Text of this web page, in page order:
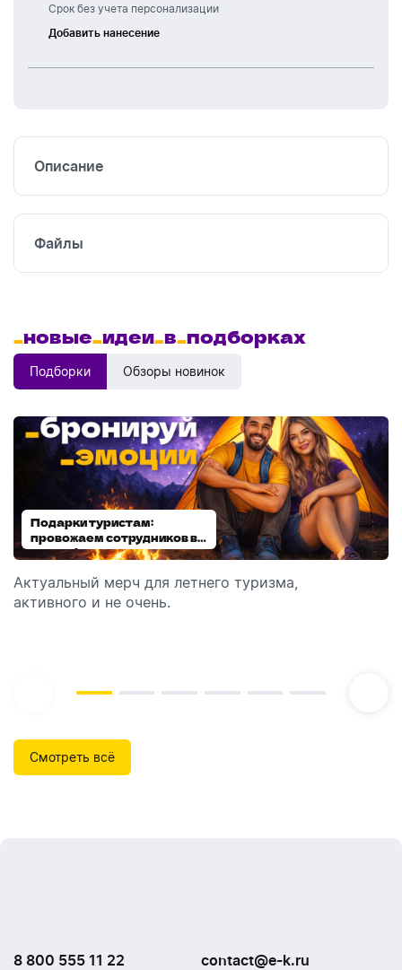
Срок без учета персонализации
Добавить нанесение
Шелкография
Описание
Файлы
_новые_идеи_в_подборках
Подборки Обзоры новинок
Подарки туристам:
провожаем сотрудников в
отпуск!
Актуальный мерч для летнего туризма,
активного и не очень.
Диспенсеры для мыла:
выбираем модель
Обзор автоматических диспенсеров для мыла,
которые идеально подходят для брендирования.
Смотреть всё
8 800 555 11 22 contact@e-k.ru